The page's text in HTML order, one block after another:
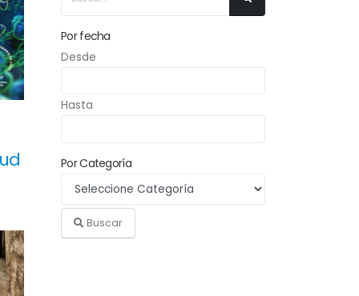
Por fecha
Desde
Hasta
Por Categoría
Buscar